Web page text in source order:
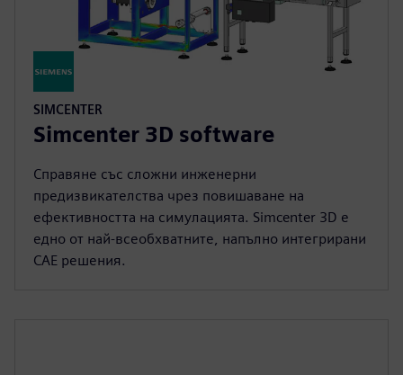
SIMCENTER
Simcenter 3D software
Справяне със сложни инженерни
предизвикателства чрез повишаване на
ефективността на симулацията. Simcenter 3D е
едно от най-всеобхватните, напълно интегрирани
CAE решения.